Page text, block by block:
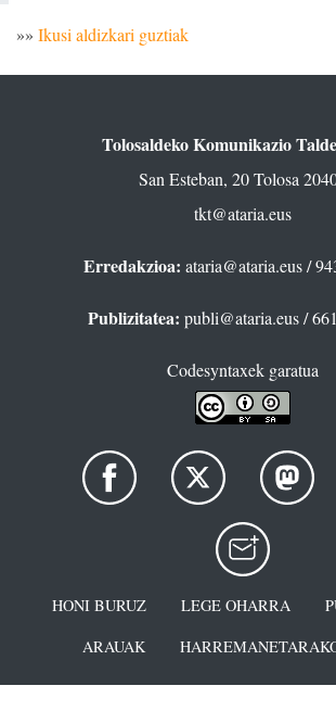
»» Ikusi aldizkari guztiak
Tolosaldeko Komunikazio
San Esteban, 20 Tolosa
tkt@ataria.eus
Erredakzioa: ataria@ataria.eus/
Publizitatea: publi@ataria.eus/
Codesyntaxek garatua
HONI BURUZ LEGE OHARRA
ARAUAK